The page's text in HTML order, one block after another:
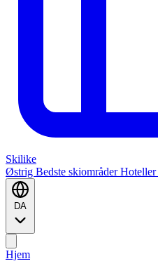
Skilike
Østrig Bedste skiområderHoteller
DA
Hjem